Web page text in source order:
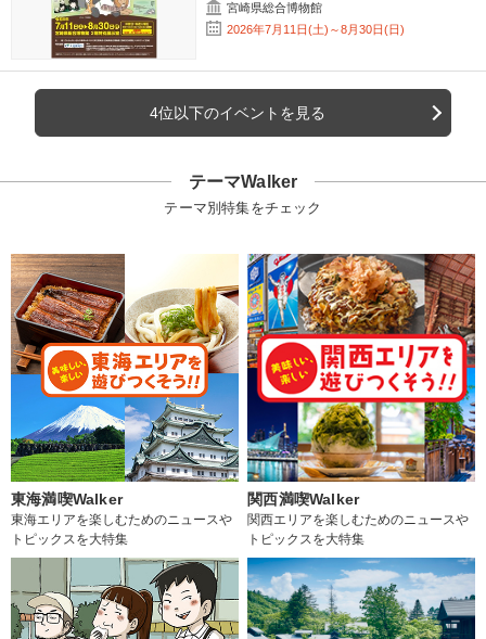
宮崎県総合博物館
2026年7月11日(土)～8月30日(日)
4位以下のイベントを見る
テーマWalker
テーマ別特集をチェック
東海満喫Walker
東海エリアを楽しむためのニュースや
トピックスを大特集
関西満喫Walker
関西エリアを楽しむためのニュースや
トピックスを大特集